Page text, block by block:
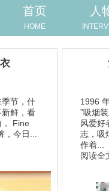
首页
HOME
人
节，什
鲜，看
， Fine
今日...
1996
”吸烟
风爱好
志，吸
作着...
阅读全